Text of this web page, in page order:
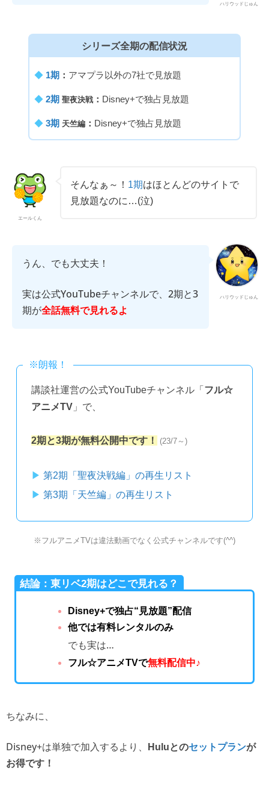
ハリウッドじゅん
シリーズ全期の配信状況
◆ 1期 ： アマプラ以外の7社で見放題
◆ 2期 聖夜決戦 ： Disney+で独占見放題
◆ 3期 天竺編 ： Disney+で独占見放題
エールくん
そんなぁ～！ 1期はほとんどのサイトで
見放題なのに…(泣)
ハリウッドじゅん
うん、でも大丈夫！
実は公式YouTubeチャンネルで、2期と3
期が全話無料で見れるよ
※朗報！
講談社運営の公式YouTubeチャンネル「 フル☆
アニメTV」で、
2期と3期が無料公開中です！ (23/7～)
第2期「聖夜決戦編」の再生リスト
第3期「天竺編」の再生リスト
※フルアニメTVは違法動画でなく公式チャンネルです(^^)
結論：東リベ2期はどこで見れる？
Disney+で独占“見放題”配信
他では有料レンタルのみ
でも実は…
フル☆アニメTVで無料配信中♪
ちなみに、
Disney+は単独で加入するより、 Huluとのセットプランが
お得です！